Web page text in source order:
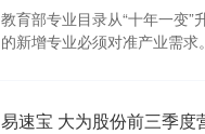
教育部专业目录从“十年一变”
的新增专业必须对准产业需
易速宝 大为股份前三季